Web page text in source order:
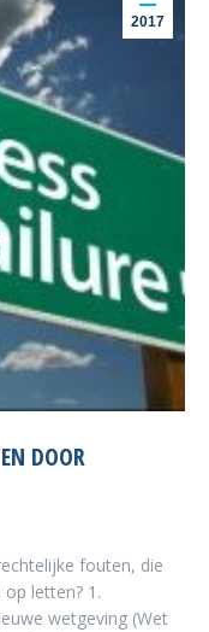
2017
DOOR
fouten, die
letten? 1.
wetgeving (Wet